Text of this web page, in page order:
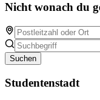
Nicht wonach du
Suchen
Studentenstadt